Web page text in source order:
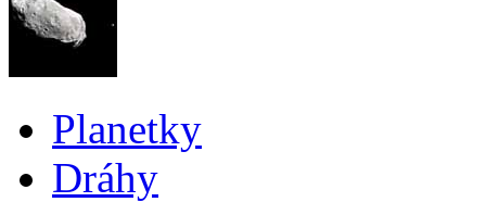
Planetky
Dráhy